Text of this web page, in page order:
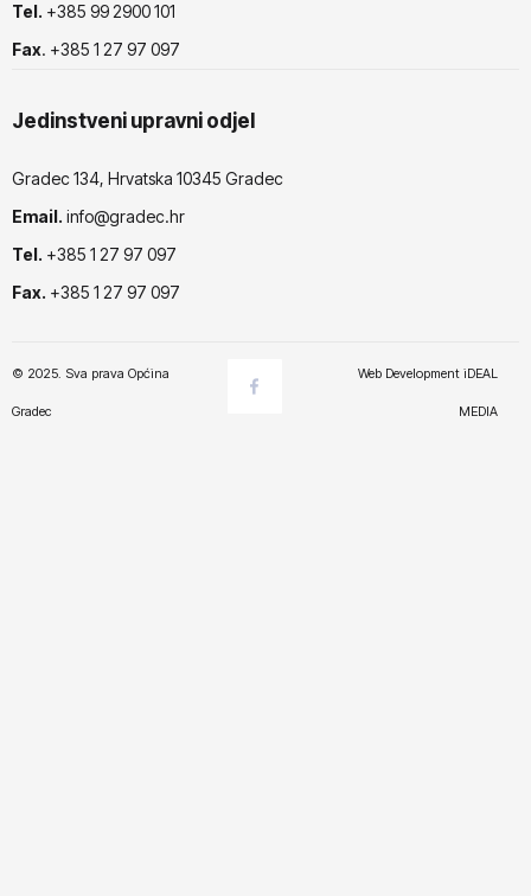
Tel. +385 99 2900 101
Fax. +385 1 27 97 097
Jedinstveni upravni odjel
Gradec 134, Hrvatska 10345 Gradec
Email. info@gradec.hr
Tel. +385 1 27 97 097
Fax. +385 1 27 97 097
© 2025. Sva prava Općina
Gradec
Web Development iDEAL
MEDIA